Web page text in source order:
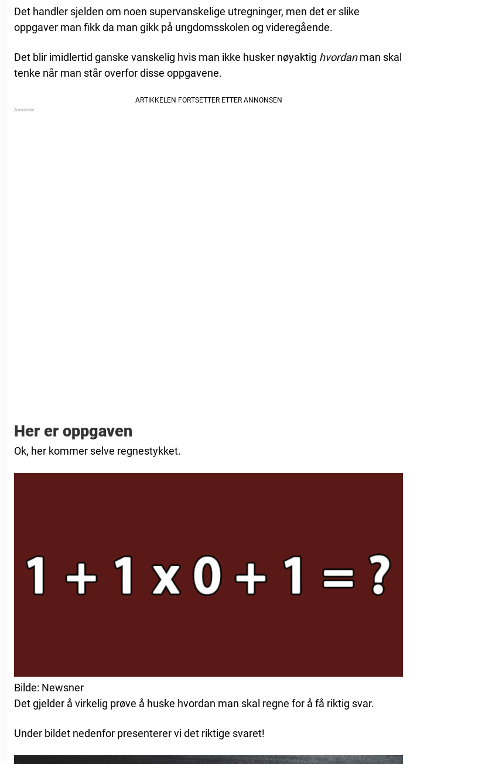
Det handler sjelden om noen supervanskelige utregninger, men det er slike
oppgaver man fikk da man gikk på ungdomsskolen og videregående.
Det blir imidlertid ganske vanskelig hvis man ikke husker nøyaktig hvordanman skal
tenke når man står overfor disse oppgavene.
Her er oppgaven
Ok, her kommer selve regnestykket.
Bilde: Newsner
Det gjelder å virkelig prøve å huske hvordan man skal regne for å få riktig svar.
Under bildet nedenfor presenterer vi det riktige svaret!